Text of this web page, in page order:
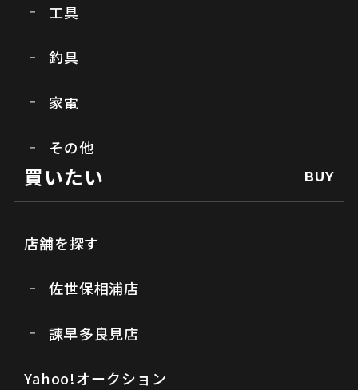
工具
釣具
家電
その他
買いたい BUY
店舗を探す
佐世保相浦店
諫早多良見店
Yahoo!オークション